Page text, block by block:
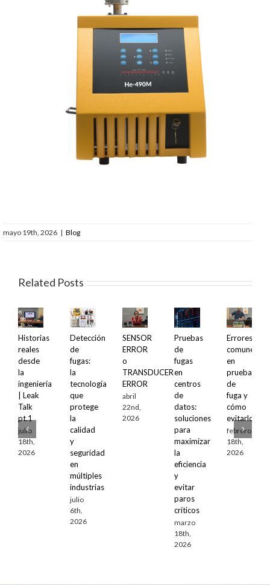
mayo 19th, 2026 | Blog
Related Posts
Historias
reales
desde
la
ingeniería
| Leak
Talk
pt.1
julio
18th,
2026
Detección
de
fugas:
la
tecnología
que
protege
la
calidad
y
seguridad
en
múltiples
industrias
julio
6th,
2026
SENSOR
ERROR
o
TRANSDUCER
ERROR
abril
22nd,
2026
Pruebas
de
fugas
en
centros
de
datos:
soluciones
para
maximizar
la
eficiencia
y
evitar
paros
críticos
marzo
18th,
2026
Errores
comunes
en
pruebas
de
fuga y
cómo
evitarlos
febrero
18th,
2026